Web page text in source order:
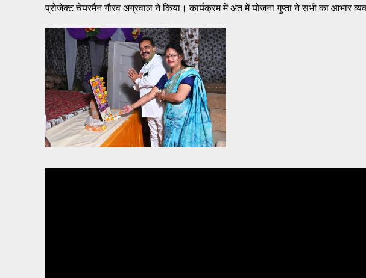
प्रोजेक्ट चेयरमैन गौरव अग्रवाल ने किया। कार्यक्रम में अंत में योजना गुप्ता ने सभी का आभार